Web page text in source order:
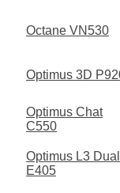
Octane VN530
Optimus 3D
Optimus Chat
C550
Optimus L3 Dual
E405